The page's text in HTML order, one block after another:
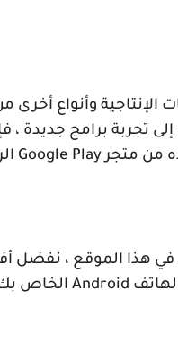
وأنواع أخرى
تجربة برامج جديدة ،
من متجرGoogle Play
في هذا الموقع ، نفضل
لهاتف Android الخاص